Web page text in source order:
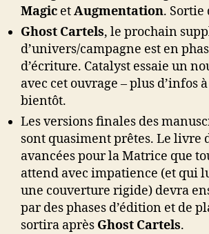
Magic etAugmentation. Sortie
Ghost Cartels, le prochain
d’univers/campagne est en
d’écriture. Catalyst essaie un
avec cet ouvrage – plus d’infos
bientôt.
Les versions finales des
sont quasiment prêtes. Le livre
avancées pour la Matrice que
attend avec impatience (et qui
une couverture rigide) devra
par des phases d’édition et de
sortira après Ghost Cartels.